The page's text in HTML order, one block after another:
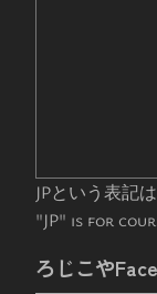
JPという表記
"JP" is for
ろじこや